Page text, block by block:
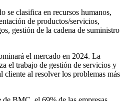
se clasifica en recursos humanos,
de productos/servicios,
gestión de la cadena de suministro
el mercado en 2024. La
el trabajo de gestión de servicios y
cliente al resolver los problemas más